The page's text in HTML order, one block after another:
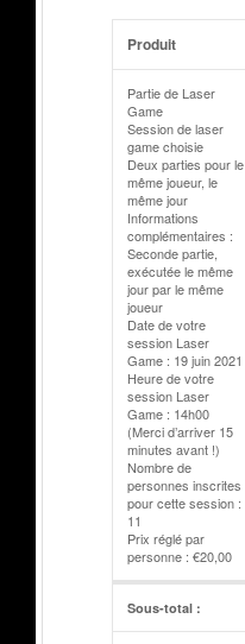
Produit
Partie de Laser
Game
Session de laser
game choisie
Deux parties pour le
même joueur, le
même jour
Informations
complémentaires :
Seconde partie,
exécutée le même
jour par le même
joueur
Date de votre
session Laser
Game : 19 juin 2021
Heure de votre
session Laser
Game : 14h00
(Merci d’arriver 15
minutes avant !)
Nombre de
personnes inscrites
pour cette session :
11
Prix réglé par
personne : €20,00
Sous-total :